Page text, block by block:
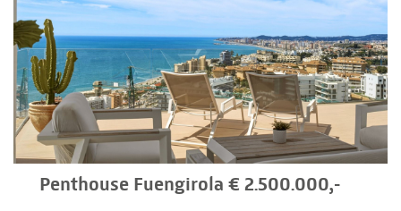
Penthouse Fuengirola € 2.500.000,-